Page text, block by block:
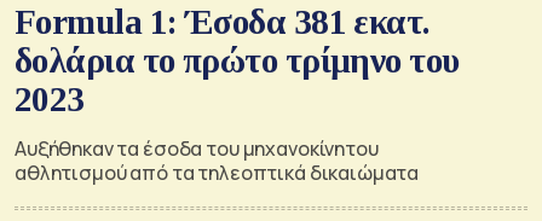
Formula 1: Έσοδα 381 εκατ.
δολάρια το πρώτο τρίμηνο του
2023
Αυξήθηκαν τα έσοδα του μηχανοκίνητου
αθλητισμού από τα τηλεοπτικά δικαιώματα